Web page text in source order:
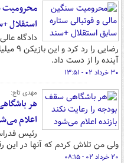
محرومیت
استقلال
دادگاه
رضایی
آینده را از دست داد.
۳۰ خرداد ۰۲ - ۱۳:۵۱
مهدی تاج:
هر
اعلام
رئیس
ولی من تلاش کردم که آنها در این
۲۰ خرداد ۰۲ - ۰۸:۱۵